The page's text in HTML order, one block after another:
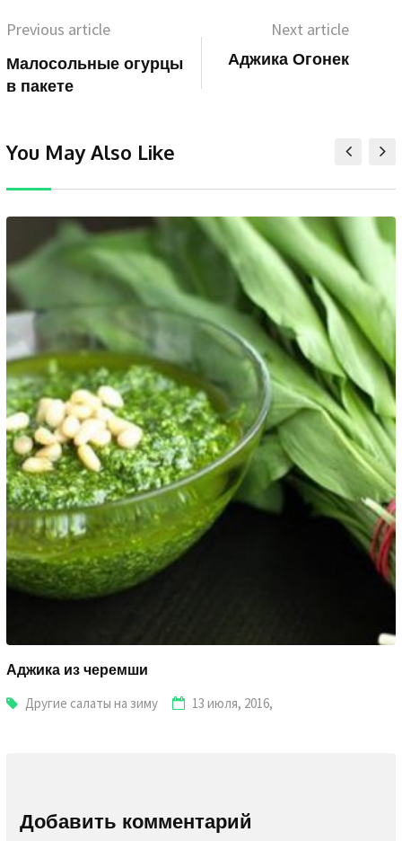
Previous article
Малосольные огурцы
в пакете
Next article
Аджика Огонек
You May Also Like
Аджика из черемши
Другие салаты на зиму 13 июля, 2016,
Добавить комментарий